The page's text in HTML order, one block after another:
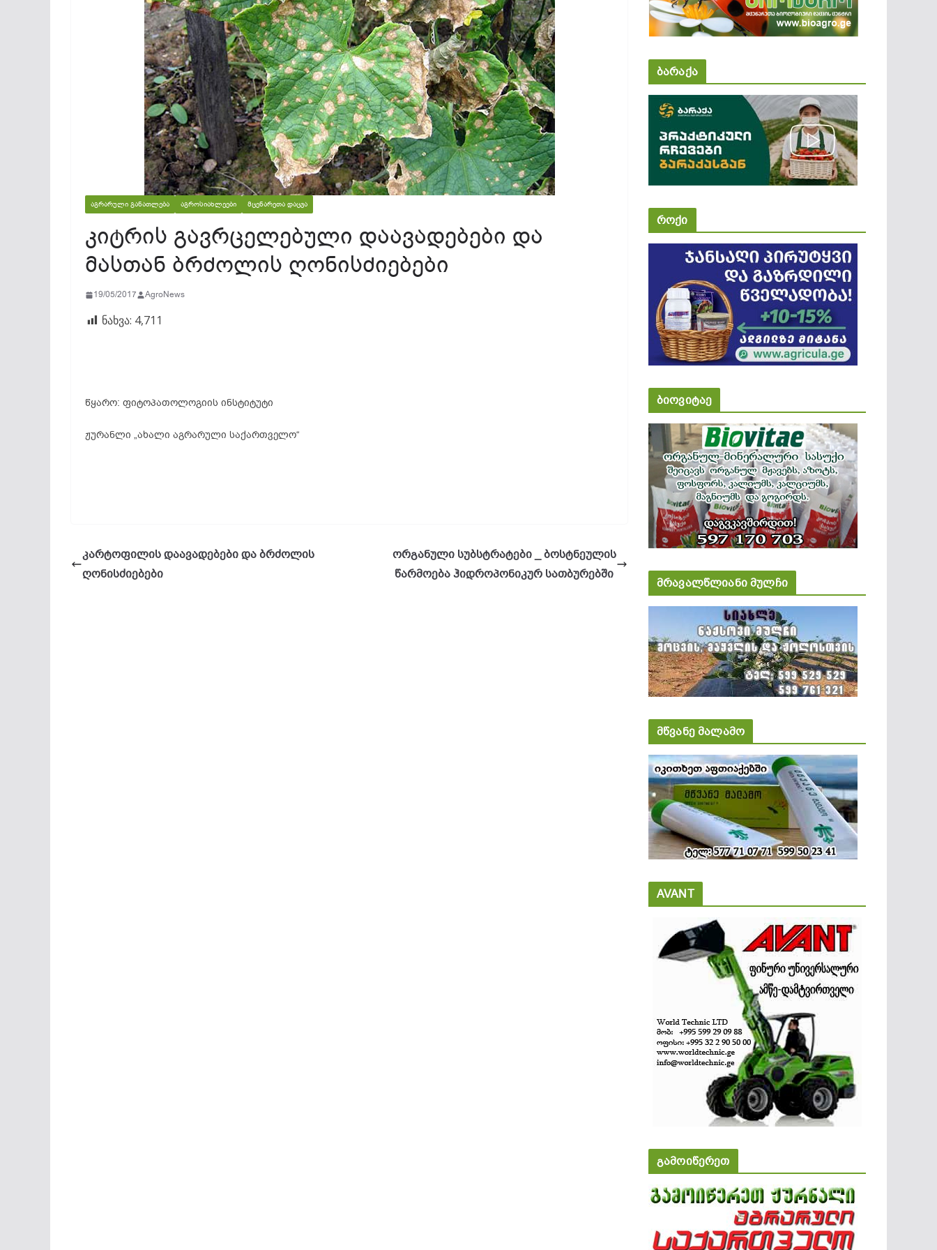
ᲐᲒᲠᲐᲠᲣᲚᲘ ᲒᲐᲜᲐᲗᲚᲔᲑᲐ ᲐᲒᲠᲝᲡᲘᲐᲮᲚᲔᲔᲑᲘ ᲛᲪᲔᲜᲐᲠᲔᲗᲐ ᲓᲐᲪᲕᲐ
კიტრის გავრცელებული დაავადებები და
მასთან ბრძოლის ღონისძიებები
19/05/2017 AgroNews
ნახვა: 4,711
წყარო: ფიტოპათოლოგიის ინსტიტუტი
ჟურანლი „ახალი აგრარული საქართველო“
კარტოფილის დაავადებები და ბრძოლის
ღონისძიებები
ორგანული სუბსტრატები _ ბოსტნეულის
წარმოება ჰიდროპონიკურ სათბურებში
ბარაქა
როქი
ბიოვიტაე
მრავალწლიანი მულჩი
მწვანე მალამო
AVANT
გამოიწერეთ